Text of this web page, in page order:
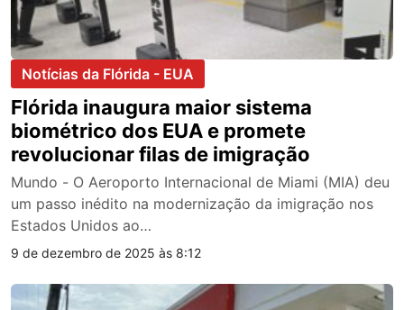
Notícias da Flórida - EUA
Flórida inaugura maior sistema
biométrico dos EUA e promete
revolucionar filas de imigração
Mundo - O Aeroporto Internacional de Miami (MIA) deu
um passo inédito na modernização da imigração nos
Estados Unidos ao…
9 de dezembro de 2025 às 8:12